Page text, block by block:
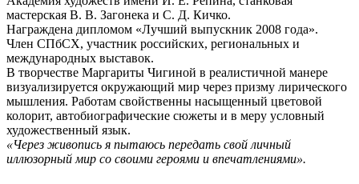
мастерская В. В. Загонека и С. Д. Кичко.
Награждена дипломом «Лучший выпускник 2008 года».
Член СПбСХ, участник российских, региональных и
международных выставок.
В творчестве Маргариты Чигиной в реалистичной манере
визуализируется окружающий мир через призму лирического
мышления. Работам свойственны насыщенный цветовой
колорит, автобиографические сюжеты и в меру условный
художественный язык.
«Через живопись я пытаюсь передать свой личный
иллюзорный мир со своими героями и впечатлениями».